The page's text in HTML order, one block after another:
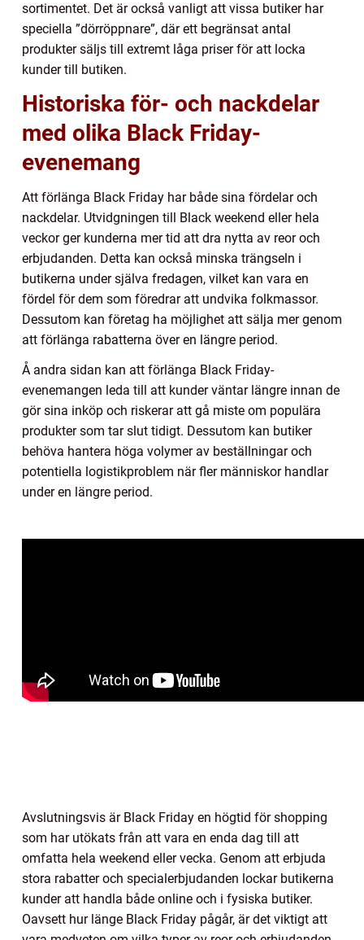
sortimentet. Det är också vanligt att vissa butiker har
speciella ”dörröppnare”, där ett begränsat antal
produkter säljs till extremt låga priser för att locka
kunder till butiken.
Historiska för- och nackdelar
med olika Black Friday-
evenemang
Att förlänga Black Friday har både sina fördelar och
nackdelar. Utvidgningen till Black weekend eller hela
veckor ger kunderna mer tid att dra nytta av reor och
erbjudanden. Detta kan också minska trängseln i
butikerna under själva fredagen, vilket kan vara en
fördel för dem som föredrar att undvika folkmassor.
Dessutom kan företag ha möjlighet att sälja mer genom
att förlänga rabatterna över en längre period.
Å andra sidan kan att förlänga Black Friday-
evenemangen leda till att kunder väntar längre innan de
gör sina inköp och riskerar att gå miste om populära
produkter som tar slut tidigt. Dessutom kan butiker
behöva hantera höga volymer av beställningar och
potentiella logistikproblem när fler människor handlar
under en längre period.
Avslutningsvis är Black Friday en högtid för shopping
som har utökats från att vara en enda dag till att
omfatta hela weekend eller vecka. Genom att erbjuda
stora rabatter och specialerbjudanden lockar butikerna
kunder att handla både online och i fysiska butiker.
Oavsett hur länge Black Friday pågår, är det viktigt att